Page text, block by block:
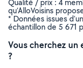
Qualité / prix : 4
qu’AlloVoisins
* Données issues
échantillon de 5 671
Vous cherchez
?